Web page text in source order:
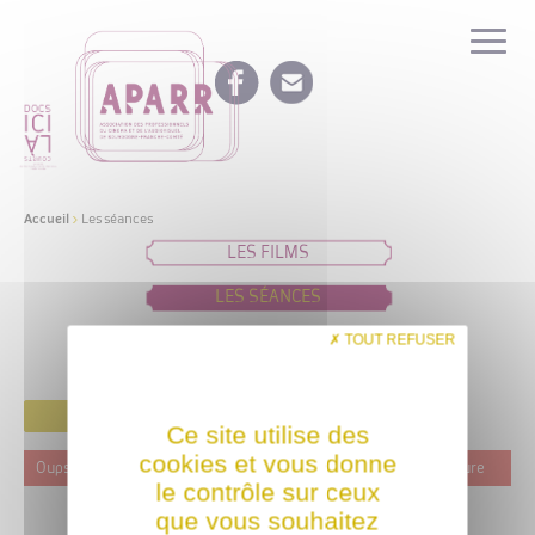
Accueil > Les séances
LES FILMS
LES SÉANCES
IDÉES DE PROGRAMMATION
Oups ! Ce film n'est programmé actuellement dans aucune structure
Ce site utilise des
cookies et vous donne
le contrôle sur ceux
que vous souhaitez
TOUT REFUSER